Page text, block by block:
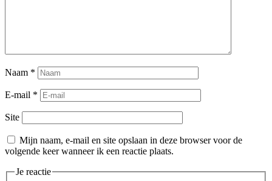
Naam *
E-mail *
Site
Mijn naam, e-mail en site opslaan in deze browser voor de
volgende keer wanneer ik een reactie plaats.
Je reactie